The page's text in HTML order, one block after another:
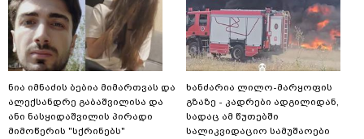
ნია იმნაძის ბებია მიმართვას და
ალექსანდრე გაბაშვილისა და
ანი ნასყიდაშვილის პირადი
მიმოწერის "სქრინებს"
ხანძარია ლილო-მარყოფის
გზაზე - კადრები ადგილიდან,
სადაც ამ წუთებში
სალიკვიდაციო სამუშაოები